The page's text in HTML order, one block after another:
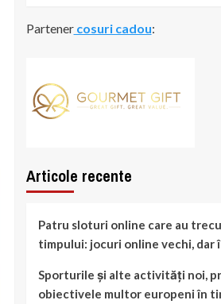
Partenercosuri cadou:
Articole recente
Patru sloturi online care au
timpului: jocuri online vechi, dar
Sporturile și alte activități noi,
obiectivele multor europeni în